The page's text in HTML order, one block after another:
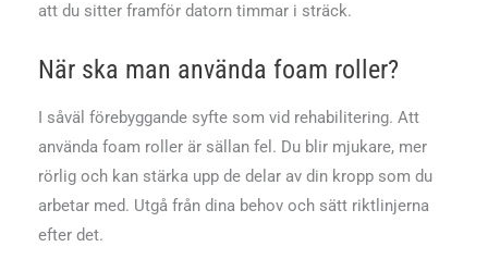
att du sitter framför datorn timmar i sträck.
När ska man använda foam roller?
I såväl förebyggande syfte som vid rehabilitering. Att
använda foam roller är sällan fel. Du blir mjukare, mer
rörlig och kan stärka upp de delar av din kropp som du
arbetar med. Utgå från dina behov och sätt riktlinjerna
efter det.